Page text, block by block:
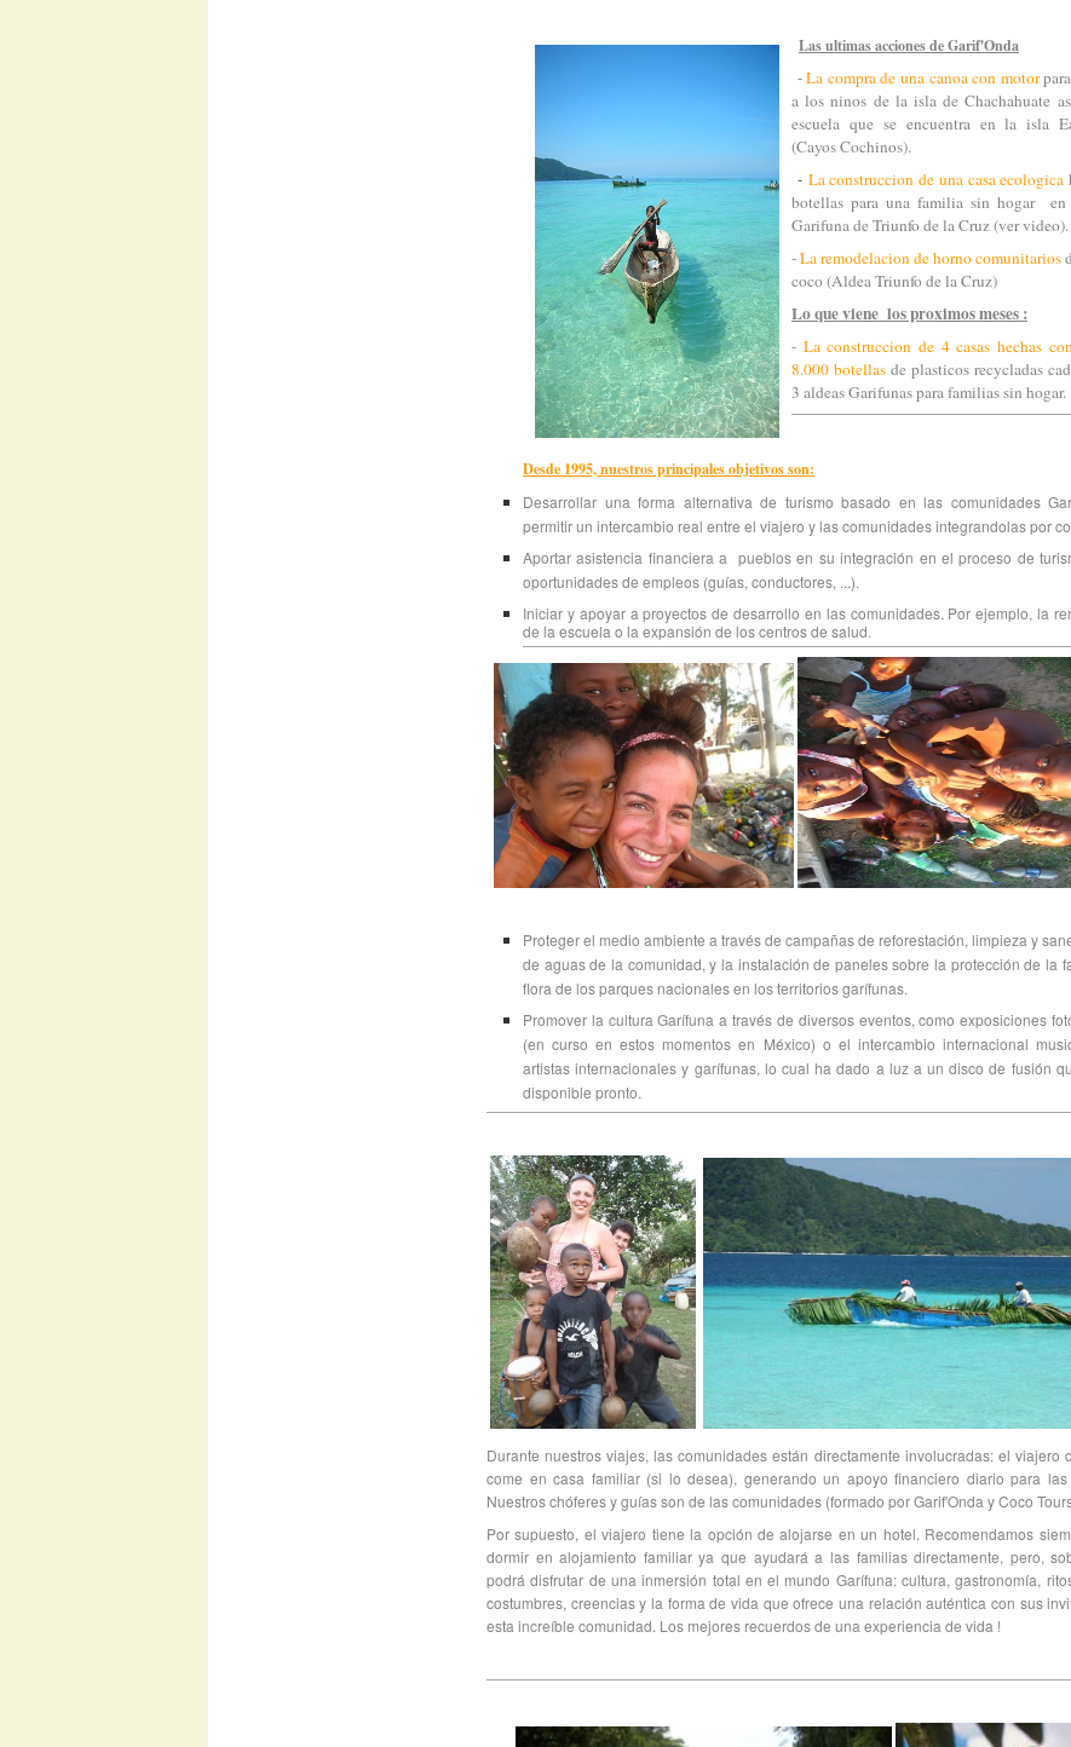
Las ultimas acciones de Garif'Onda
-La compra de una canoa con motor
a los ninos de la isla de Chachahuate
escuela que se encuentra en la isla
(Cayos Cochinos).
- La construccion de una casa ecologica
botellas para una familia sin hogar en
Garifuna de Triunfo de la Cruz (ver video).
-La remodelacion de horno comunitarios
coco (Aldea Triunfo de la Cruz)
Lo que viene los proximos meses :
- La construccion de 4 casas hechas
8.000 botellas de plasticos recycladas
3 aldeas Garifunas para familias sin hogar.
Desde 1995, nuestros principales objetivos son:
Desarrollar una forma alternativa de turismo basado en las comunidades
permitir un intercambio real entre el viajero y las comunidades integrandolas por
Aportar asistencia financiera a pueblos en su integración en el proceso de
oportunidades de empleos (guías, conductores, ...).
Iniciar y apoyar a proyectos de desarrollo en las comunidades. Por ejemplo, la
de la escuela o la expansión de los centros de salud.
Proteger el medio ambiente a través de campañas de reforestación, limpieza y
de aguas de la comunidad, y la instalación de paneles sobre la protección de la
flora de los parques nacionales en los territorios garífunas.
Promover la cultura Garífuna a través de diversos eventos, como exposiciones
(en curso en estos momentos en México) o el intercambio internacional
artistas internacionales y garífunas, lo cual ha dado a luz a un disco de fusión
disponible pronto.
Durante nuestros viajes, las comunidades están directamente involucradas: el viajero
come en casa familiar (si lo desea), generando un apoyo financiero diario para las
Nuestros chóferes y guías son de las comunidades (formado por Garif'Onda y Coco
Por supuesto, el viajero tiene la opción de alojarse en un hotel. Recomendamos
dormir en alojamiento familiar ya que ayudará a las familias directamente, pero,
podrá disfrutar de una inmersión total en el mundo Garífuna: cultura, gastronomía,
costumbres, creencias y la forma de vida que ofrece una relación auténtica con sus
esta increíble comunidad. Los mejores recuerdos de una experiencia de vida !